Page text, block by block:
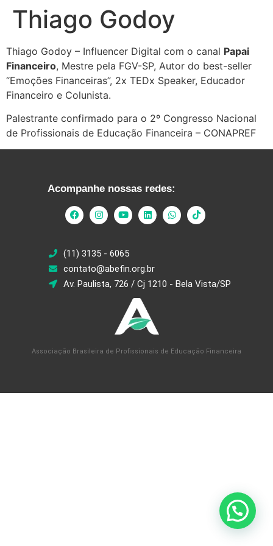
Thiago Godoy
Thiago Godoy – Influencer Digital com o canal Papai
Financeiro, Mestre pela FGV-SP, Autor do best-seller
“Emoções Financeiras”, 2x TEDx Speaker, Educador
Financeiro e Colunista.
Palestrante confirmado para o 2º Congresso Nacional
de Profissionais de Educação Financeira – CONAPREF
Acompanhe nossas redes:
(11) 3135 - 6065
contato@abefin.org.br
Av. Paulista, 726 / Cj 1210 - Bela Vista/SP
Associação Brasileira de Profissionais de Educação Financeira